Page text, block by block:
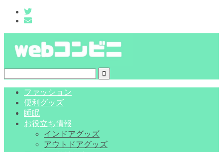
ファッション
便利グッズ
睡眠
お役立ち情報
インドアグッズ
アウトドアグッズ